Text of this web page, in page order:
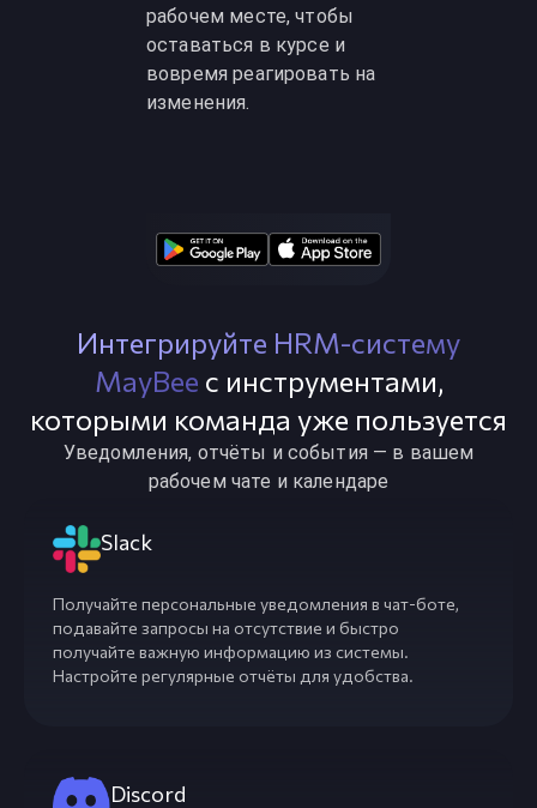
рабочем месте, чтобы
оставаться в курсе и
вовремя реагировать на
изменения.
Интегрируйте HRM-систему
MayBee с инструментами,
которыми команда уже пользуется
Уведомления, отчёты и события — в вашем
рабочем чате и календаре
Slack
Получайте персональные уведомления в чат-боте,
подавайте запросы на отсутствие и быстро
получайте важную информацию из системы.
Настройте регулярные отчёты для удобства.
Discord